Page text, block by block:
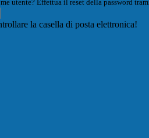
utente? Effettua il reset della password
la casella di posta elettronica!